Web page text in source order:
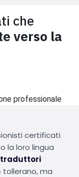
che
verso la
certificati
la loro lingua
traduttori
tollerano, ma